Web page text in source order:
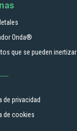
Onda®
que se pueden inertizar
de privacidad
de cookies